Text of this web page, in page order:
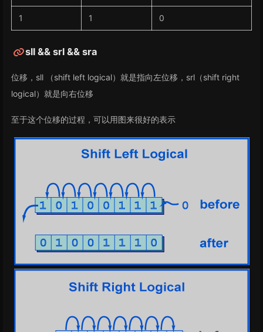
1 1 0
sll && srl && sra
位移，sll （shift left logical）就是指向左位移，srl（shift right
logical）就是向右位移
至于这个位移的过程，可以用图来很好的表示